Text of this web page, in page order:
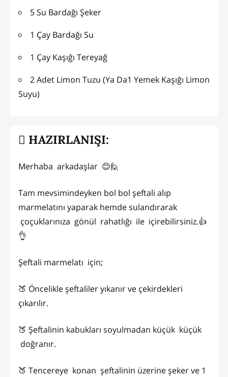
5 Su Bardağı Şeker
1 Çay Bardağı Su
1 Çay Kaşığı Tereyağ
2 Adet Limon Tuzu (Ya Da1 Yemek Kaşığı Limon
Suyu)
HAZIRLANIŞI:
Merhaba arkadaşlar 😊🙋
Tam mevsimindeyken bol bol şeftali alıp
marmelatını yaparak hemde sulandırarak
çoçuklarınıza gönül rahatlığı ile içirebilirsiniz.👍
👌
Şeftali marmelatı için;
🍑 Öncelikle şeftaliler yıkanır ve çekirdekleri
çıkarılır.
🍑 Şeftalinin kabukları soyulmadan küçük küçük
doğranır.
🍑 Tencereye konan şeftalinin üzerine şeker ve 1